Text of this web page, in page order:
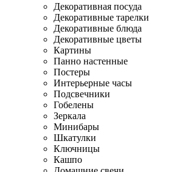
Декоративная посуда
Декоративные тарелки
Декоративные блюда
Декоративные цветы
Картины
Панно настенные
Постеры
Интерьерные часы
Подсвечники
Гобелены
Зеркала
Минибары
Шкатулки
Ключницы
Кашпо